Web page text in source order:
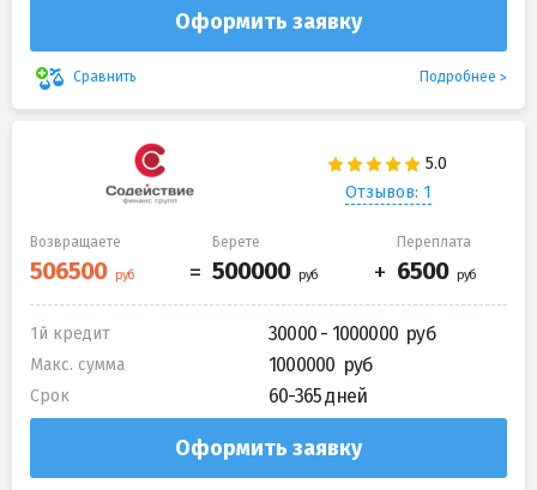
Оформить заявку
Сравнить Подробнее
Отзывов: 1
Возвращаете Берете Переплата
1й кредит 30000 - 1000000
Макс. сумма 1000000
Срок 60-365 дней
Оформить заявку